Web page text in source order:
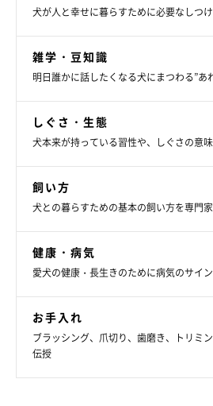
ルチーちゃん（メス・1才／ミックス） ひっ
ゃん。最初は興奮気味でしたが、慣れてから
犬が人と幸せに暮らすために必要なしつ
雑学・豆知識
明日誰かに話したくなる犬にまつわる”あ
しぐさ・生態
犬本来が持っている習性や、しぐさの意
飼い方
犬との暮らすための基本の飼い方を専門
健康・病気
愛犬の健康・長生きのために病気のサイ
お手入れ
ブラッシング、爪切り、歯磨き、トリミ
伝授